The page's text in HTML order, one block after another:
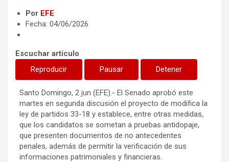
Por EFE
Fecha: 04/06/2026
Escuchar artículo
Reproducir
Pausar Detener
Santo Domingo, 2 jun (EFE).- El Senado aprobó este
martes en segunda discusión el proyecto de modifica la
ley de partidos 33-18 y establece, entre otras medidas,
que los candidatos se sometan a pruebas antidopaje,
que presenten documentos de no antecedentes
penales, además de permitir la verificación de sus
informaciones patrimoniales y financieras.